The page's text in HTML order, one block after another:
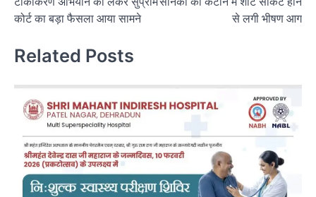
कोर्ट का बड़ा फैसला आया सामने
से लगी भीषण आग
Related Posts